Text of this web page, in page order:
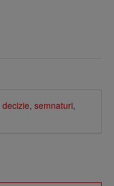
decizie, semnaturi,